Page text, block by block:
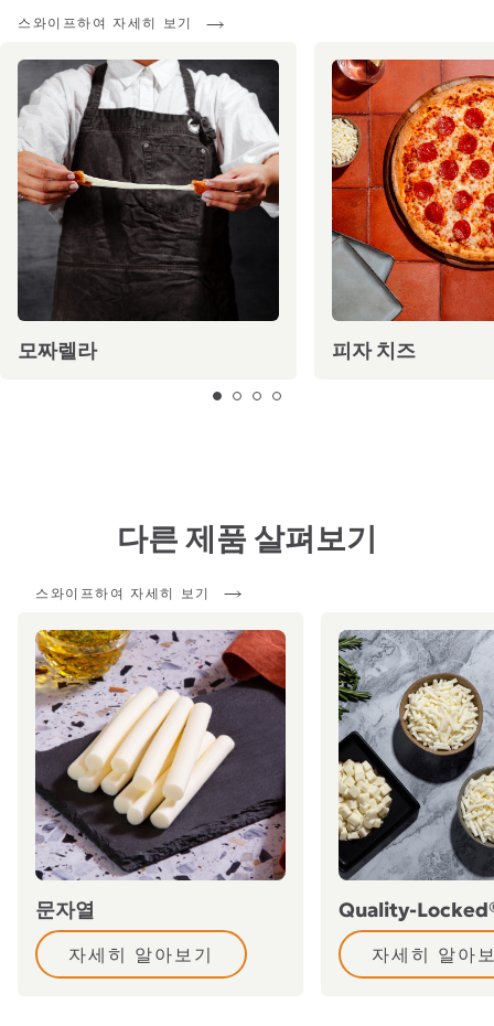
스와이프하여 자세히 보기
모짜렐라 피자 치즈
다른 제품 살펴보기
스와이프하여 자세히 보기
문자열
자세히 알아보기
Quality-
자세히 알아